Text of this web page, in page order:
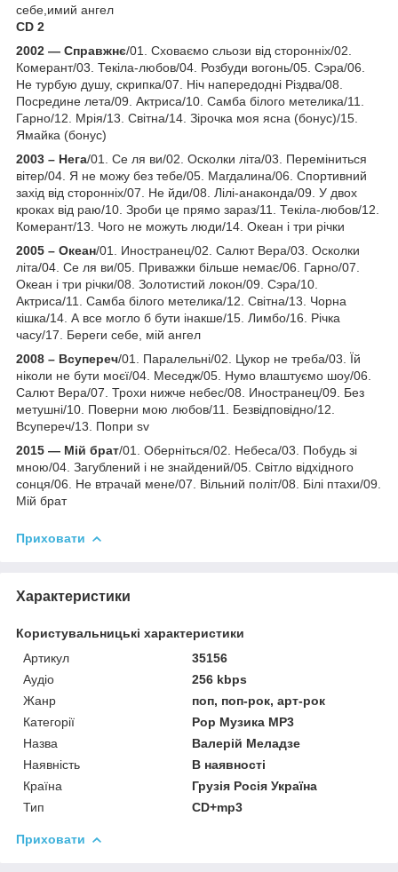
себе,имий ангел
CD 2
2002 — Справжнє/01. Сховаємо сльози від сторонніх/02.
Комерант/03. Текіла-любов/04. Розбуди вогонь/05. Сэра/06.
Не турбую душу, скрипка/07. Ніч напередодні Різдва/08.
Посредине лета/09. Актриса/10. Самба білого метелика/11.
Гарно/12. Мрія/13. Світна/14. Зірочка моя ясна (бонус)/15.
Ямайка (бонус)
2003 – Нега/01. Се ля ви/02. Осколки літа/03. Переміниться
вітер/04. Я не можу без тебе/05. Магдалина/06. Спортивний
захід від сторонніх/07. Не йди/08. Лілі-анаконда/09. У двох
кроках від раю/10. Зроби це прямо зараз/11. Текіла-любов/12.
Комерант/13. Чого не можуть люди/14. Океан і три річки
2005 – Океан/01. Иностранец/02. Салют Вера/03. Осколки
літа/04. Се ля ви/05. Приважки більше немає/06. Гарно/07.
Океан і три річки/08. Золотистий локон/09. Сэра/10.
Актриса/11. Самба білого метелика/12. Світна/13. Чорна
кішка/14. А все могло б бути інакше/15. Лимбо/16. Річка
часу/17. Береги себе, мій ангел
2008 – Всупереч/01. Паралельні/02. Цукор не треба/03. Їй
ніколи не бути моєї/04. Меседж/05. Нумо влаштуємо шоу/06.
Салют Вера/07. Трохи нижче небес/08. Иностранец/09. Без
метушні/10. Поверни мою любов/11. Безвідповідно/12.
Всупереч/13. Попри sv
2015 — Мій брат/01. Оберніться/02. Небеса/03. Побудь зі
мною/04. Загублений і не знайдений/05. Світло відхідного
сонця/06. Не втрачай мене/07. Вільний політ/08. Білі птахи/09.
Мій брат
Приховати
Характеристики
Користувальницькі характеристики
Артикул
35156
Аудіо
256 kbps
Жанр
поп, поп-рок, арт-рок
Категорії
Pop Музика MP3
Назва
Валерій Меладзе
Наявність
В наявності
Країна
Грузія Росія Україна
Тип
CD+mp3
Приховати